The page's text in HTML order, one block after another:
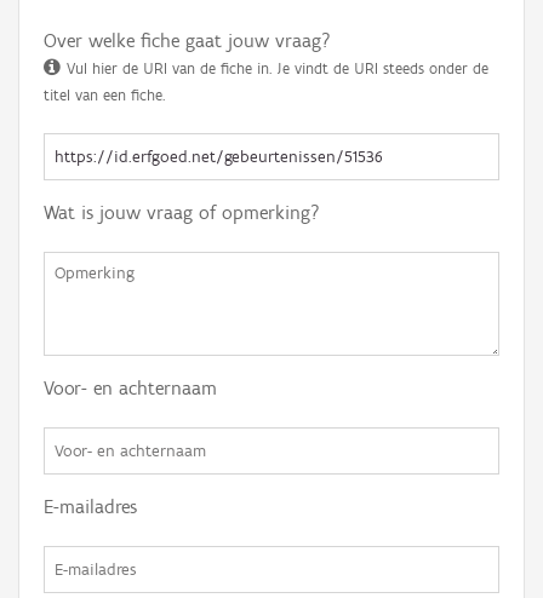
Over welke fiche gaat jouw vraag?
Vul hier de URI van de fiche in. Je vindt de URI steeds onder de
titel van een fiche.
Wat is jouw vraag of opmerking?
Voor- en achternaam
E-mailadres